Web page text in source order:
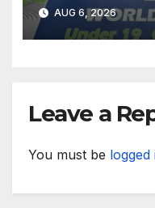
AUG 6, 2026
Leave a
You must be logged